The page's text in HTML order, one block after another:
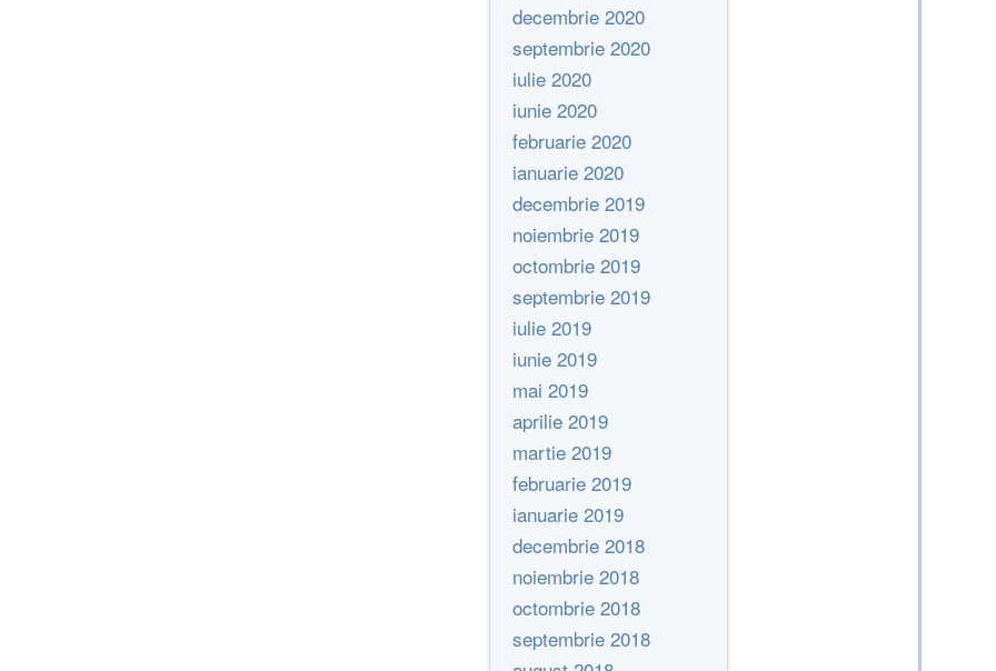
decembrie 2020
septembrie 2020
iulie 2020
iunie 2020
februarie 2020
ianuarie 2020
decembrie 2019
noiembrie 2019
octombrie 2019
septembrie 2019
iulie 2019
iunie 2019
mai 2019
aprilie 2019
martie 2019
februarie 2019
ianuarie 2019
decembrie 2018
noiembrie 2018
octombrie 2018
septembrie 2018